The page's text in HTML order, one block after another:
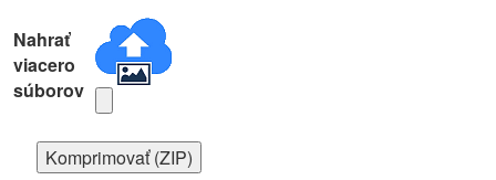
Nahrať
viacero
súborov
Komprimovať (ZIP)